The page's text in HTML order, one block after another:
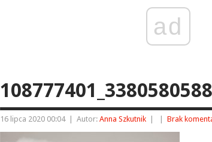
ad
16 lipca 2020 00:04 Autor: Anna Szkutnik Brak